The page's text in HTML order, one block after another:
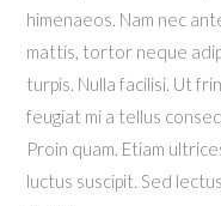
himenaeos. Nam nec
mattis, tortor neque
turpis. Nulla facilisi. Ut
feugiat mi a tellus
Proin quam. Etiam
luctus suscipit. Sed